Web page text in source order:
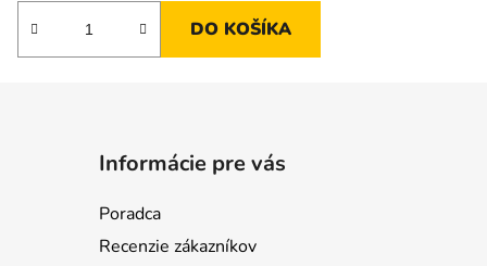
DO KOŠÍKA
Informácie pre vás
Poradca
Recenzie zákazníkov